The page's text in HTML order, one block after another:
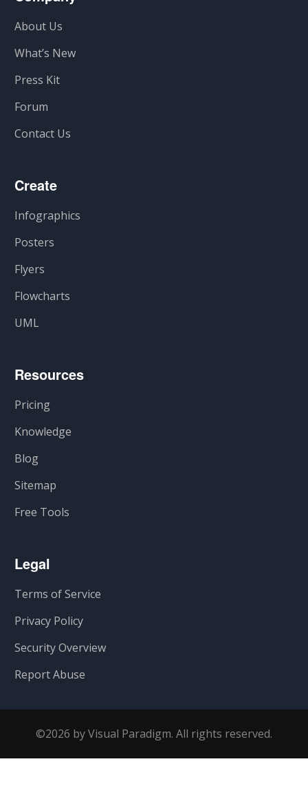
About Us
What’s New
Press Kit
Forum
Contact Us
Create
Infographics
Posters
Flyers
Flowcharts
UML
Resources
Pricing
Knowledge
Blog
Sitemap
Free Tools
Legal
Terms of Service
Privacy Policy
Security Overview
Report Abuse
©2026 by Visual Paradigm. All rights reserved.